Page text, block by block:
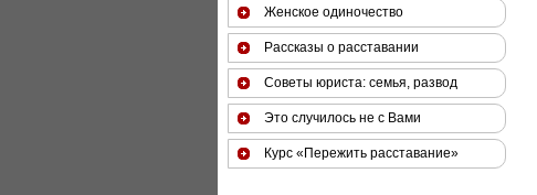
Женское одиночество
Рассказы о расставании
Советы юриста: семья, развод
Это случилось не с Вами
Курс «Пережить расставание»